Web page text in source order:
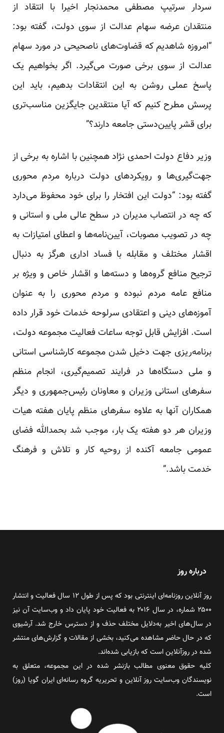
سردار سرتیپ مصطفی محمدنجار اخیرا با انتقاد از
منتقدان عرضه سهام عدالت از سوی دولت، گفته بود:
“امروزه شاهدیم که قضاوت‌های ناصحیحی در مورد سهام
عدالت از سوی برخی صورت می‌گیرد. اگر بخواهیم یک
پاسخ عملی روشن به این انتقادات بدهیم، باید این
پرسش مطرح کنیم که آیا منتقدین جایگزین مناسب‌تری
برای قشر پایین‌دستی جامعه دارند؟”
وزیر دفاع دولت احمدی نژاد همچنین با اشاره به برخی از
جهت‌گیری‌ها و رویکردهای دولت درباره مردم محوری
گفته بود: “دولت این افتخار را برای خود محفوظ می‌دارد
که چه در انتصاب مدیران در سطح عالی ملی و استانی و
چه در تصویب مصوبات، آیین‌نامه‌ها و اعطای امتیازات به
اقشار مختلف و مقابله با فساد اداری هرگز به دنبال
ترجیح منافع گروه‌ها و دسته‌ها و اقشار خاص و ویژه بر
منافع عامه مردم نبوده و مردم محوری را به عنوان
آموزه‌های دینی و اعتقادی سرلوحه خدمات خود قرار داده
است. افزایش قابل توجه ساعات فعالیت مجموعه دولت،
برنامه‌ریزی جهت دخیل شدن مجموعه کارشناسی استانی
و ملی دستگاه‌ها در فرایند تصمیم‌گیری، انجام منظم
سفرهای استانی وزیران و معاونان رئیس‌جمهوری و دیگر
همکاران آنها به علا‌وه سفرهای منظم پایان هفته هیات
وزیران هر دو هفته یک بار، موجب شد بحمدالله فضای
عمومی جامعه آکنده از روحیه کار و تلا‌ش و فرهنگ
خدمت باشد.”
درباره روز
روز آنلاین روزنامه‌ای اینترنتی بود که پس از طول ۱۲ سال فعالیت و انتشار
۲۵۰۰ شماره، در سال ۲۰۱۶ به فعالیت خود پایان داد و وب‌سایت آن نیز
در سال‌های اخیر به‌دلایل مختلف حذف و از دسترس خارج شد. آرشیوی
که در حال حاضر مشاهده می‌کنید، بخشی از مقالات و گزارش‌های منتشر
شده در روزآنلاین است که بازیابی شده‌اند.
کلیه حقوق معنوی مطالب بازنشر شده در این مجموعه، متعلق به
نویسندگان وب‌سایت روز آنلاین و تحریریه گروه رسانه‌ای ایران گویا (روز)
است.